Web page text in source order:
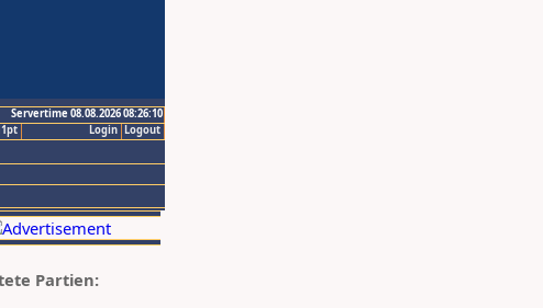
Servertime 08.08.2026 08:26:10
Logout
Login
Partien: